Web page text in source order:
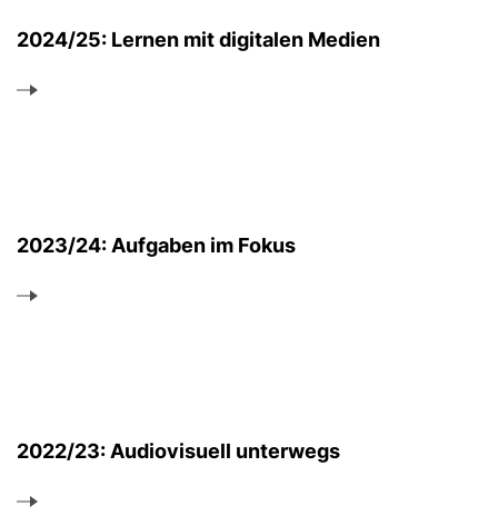
2024/25: Lernen mit digitalen Medien
2023/24: Aufgaben im Fokus
2022/23: Audiovisuell unterwegs